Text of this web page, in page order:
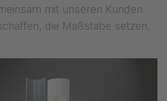
mit unseren Kunden
die Maßstäbe setzen.